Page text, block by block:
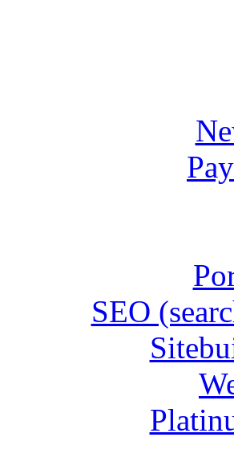
SEO